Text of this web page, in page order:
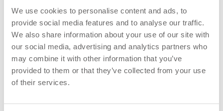
We use cookies to personalise content and ads, to
provide social media features and to analyse our traffic.
We also share information about your use of our site with
our social media, advertising and analytics partners who
may combine it with other information that you’ve
provided to them or that they’ve collected from your use
of their services.
plastbackar (4 l). För montering av pelare
krävs det att arbetsbänken har en
påbyggnadsram. Pelarna är tillverkade av
pulverlackerade stålprofiler. Passar till
arbetsbord med längd 1600 mm.
Detta tillbehörskit går att få med blå paneler